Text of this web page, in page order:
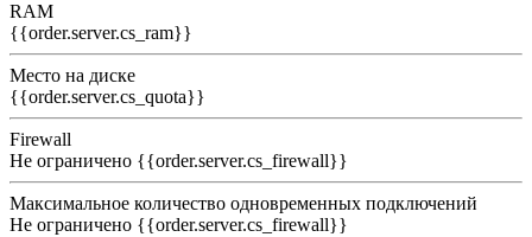
RAM
{{order.server.cs_ram}}
Место на диске
{{order.server.cs_quota}}
Firewall
Не ограничено {{order.server.cs_firewall}}
Максимальное количество одновременных подключений
Не ограничено {{order.server.cs_firewall}}